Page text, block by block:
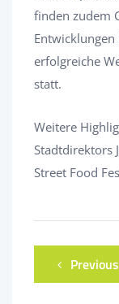
finden zudem
erfolgreiche
statt.
Weitere
Stadtdirektors
Street Food
Previous